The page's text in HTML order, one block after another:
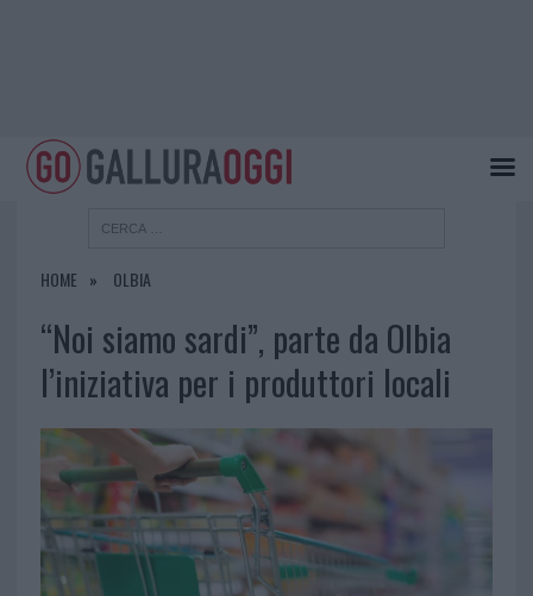
HOME OLBIA
“Noi siamo sardi”, parte da Olbia
l’iniziativa per i produttori locali